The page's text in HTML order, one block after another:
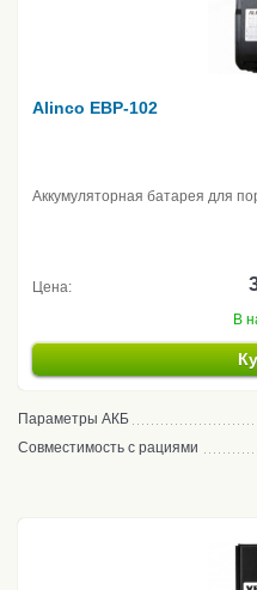
Alinco EBP-102
Аккумуляторная батарея для
Цена:
В
Параметры АКБ
Совместимость с рациями